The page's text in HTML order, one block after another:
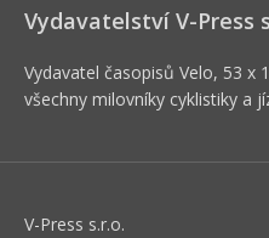
Vydavatelství V-Press
Vydavatel časopisů Velo, 53 x
všechny milovníky cyklistiky a
V-Press s.r.o.